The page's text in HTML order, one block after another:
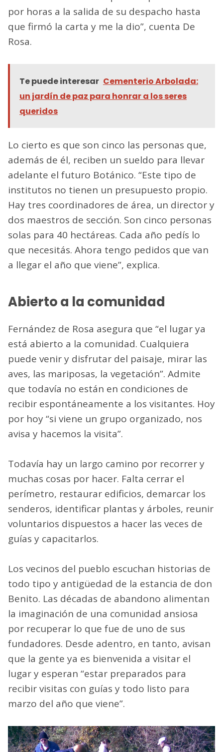
por horas a la salida de su despacho hasta
que firmó la carta y me la dio”, cuenta De
Rosa.
Te puede interesar Cementerio Arbolada:
un jardín de paz para honrar a los seres
queridos
Lo cierto es que son cinco las personas que,
además de él, reciben un sueldo para llevar
adelante el futuro Botánico. “Este tipo de
institutos no tienen un presupuesto propio.
Hay tres coordinadores de área, un director y
dos maestros de sección. Son cinco personas
solas para 40 hectáreas. Cada año pedís lo
que necesitás. Ahora tengo pedidos que van
a llegar el año que viene”, explica.
Abierto a la comunidad
Fernández de Rosa asegura que “el lugar ya
está abierto a la comunidad. Cualquiera
puede venir y disfrutar del paisaje, mirar las
aves, las mariposas, la vegetación”. Admite
que todavía no están en condiciones de
recibir espontáneamente a los visitantes. Hoy
por hoy “si viene un grupo organizado, nos
avisa y hacemos la visita”.
Todavía hay un largo camino por recorrer y
muchas cosas por hacer. Falta cerrar el
perímetro, restaurar edificios, demarcar los
senderos, identificar plantas y árboles, reunir
voluntarios dispuestos a hacer las veces de
guías y capacitarlos.
Los vecinos del pueblo escuchan historias de
todo tipo y antigüedad de la estancia de don
Benito. Las décadas de abandono alimentan
la imaginación de una comunidad ansiosa
por recuperar lo que fue de uno de sus
fundadores. Desde adentro, en tanto, avisan
que la gente ya es bienvenida a visitar el
lugar y esperan “estar preparados para
recibir visitas con guías y todo listo para
marzo del año que viene”.